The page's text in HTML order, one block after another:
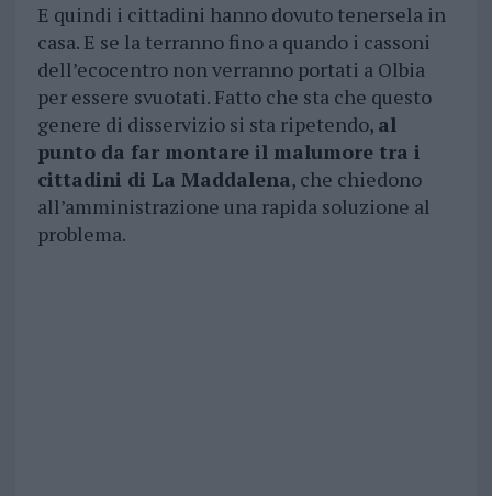
E quindi i cittadini hanno dovuto tenersela in
casa. E se la terranno fino a quando i cassoni
dell’ecocentro non verranno portati a Olbia
per essere svuotati. Fatto che sta che questo
genere di disservizio si sta ripetendo, al
punto da far montare il malumore tra i
cittadini di La Maddalena, che chiedono
all’amministrazione una rapida soluzione al
problema.